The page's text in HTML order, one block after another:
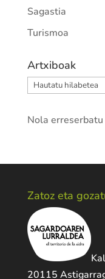
Sagastia
Turismoa
Artxiboak
Artxiboak
Nola erreserbatu
Zatoz eta
20115